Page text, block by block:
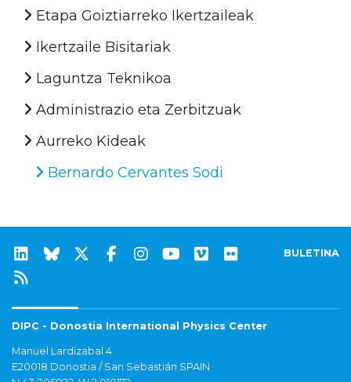
Etapa Goiztiarreko Ikertzaileak
Ikertzaile Bisitariak
Laguntza Teknikoa
Administrazio eta Zerbitzuak
Aurreko Kideak
Bernardo Cervantes Sodi
BULETINA
DIPC - Donostia International Physics Center
Manuel Lardizabal 4
E20018 Donostia / San Sebastián SPAIN